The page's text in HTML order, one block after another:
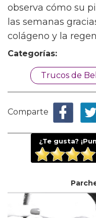
observa cómo su
las semanas
colágeno y la
Categorías:
Trucos de
Comparte
¿Te gusta?